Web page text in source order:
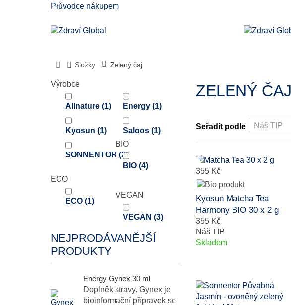
Průvodce nákupem
Složky Zelený čaj
Výrobce
Allnature (1) Energy(1)
Kyosun (1) Saloos(1)
SONNENTOR (2)
BIO
BIO(4)
ECO
ECO (1)
VEGAN
VEGAN(3)
NEJPRODÁVANĚJŠÍ
PRODUKTY
Energy Gynex 30 ml
Doplněk stravy. Gynex je
bioinformační přípravek se
ZELENÝ ČAJ
Seřadit podle
355 Kč
Kyosun Matcha Tea
Harmony BIO 30 x 2 g
355 Kč
Náš TIP
Skladem